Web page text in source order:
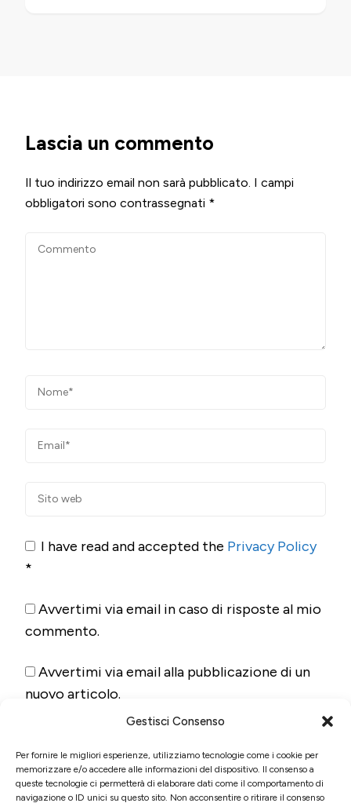
Gestisci Consenso
Per fornire le migliori esperienze, utilizziamo tecnologie come i cookie per
memorizzare e/o accedere alle informazioni del dispositivo. Il consenso a
queste tecnologie ci permetterà di elaborare dati come il comportamento di
navigazione o ID unici su questo sito. Non acconsentire o ritirare il consenso
Lascia un commento
Il tuo indirizzo email non sarà pubblicato. I campi
obbligatori sono contrassegnati *
I have read and accepted the Privacy Policy
*
Avvertimi via email in caso di risposte al mio
commento.
Avvertimi via email alla pubblicazione di un
nuovo articolo.